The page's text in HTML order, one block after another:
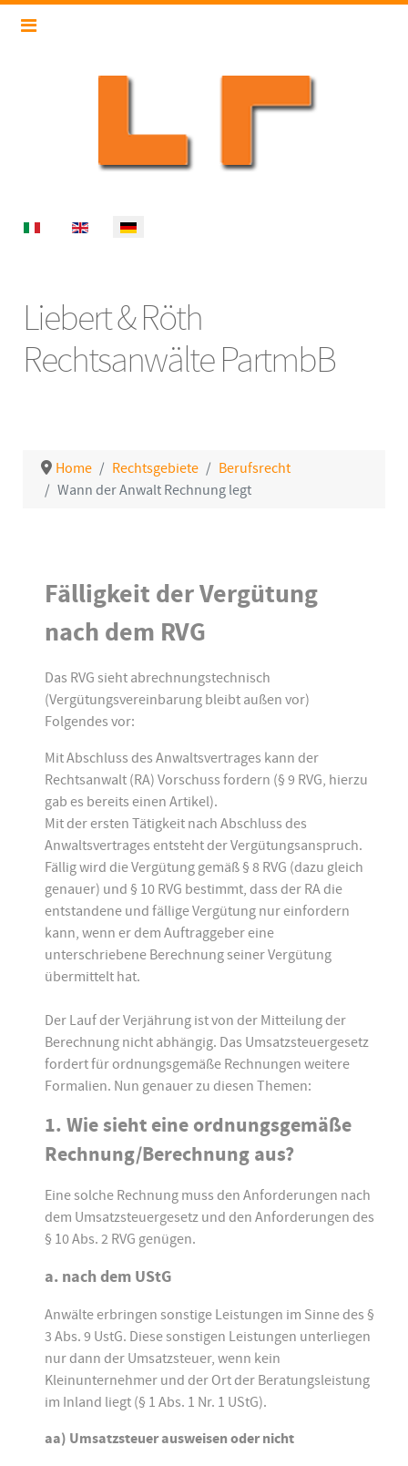
Select your language
Liebert & Röth
Rechtsanwälte PartmbB
Home Rechtsgebiete
Berufsrecht
Wann der Anwalt Rechnung legt
Details
Fälligkeit der Vergütung
nach dem RVG
Das RVG sieht abrechnungstechnisch
(Vergütungsvereinbarung bleibt außen vor)
Folgendes vor:
Mit Abschluss des Anwaltsvertrages kann der
Rechtsanwalt (RA) Vorschuss fordern (§ 9 RVG, hierzu
gab es bereits einen Artikel).
Mit der ersten Tätigkeit nach Abschluss des
Anwaltsvertrages entsteht der Vergütungsanspruch.
Fällig wird die Vergütung gemäß § 8 RVG (dazu gleich
genauer) und § 10 RVG bestimmt, dass der RA die
entstandene und fällige Vergütung nur einfordern
kann, wenn er dem Auftraggeber eine
unterschriebene Berechnung seiner Vergütung
übermittelt hat.
Der Lauf der Verjährung ist von der Mitteilung der
Berechnung nicht abhängig. Das Umsatzsteuergesetz
fordert für ordnungsgemäße Rechnungen weitere
Formalien. Nun genauer zu diesen Themen:
1. Wie sieht eine ordnungsgemäße
Rechnung/Berechnung aus?
Eine solche Rechnung muss den Anforderungen nach
dem Umsatzsteuergesetz und den Anforderungen des
§ 10 Abs. 2 RVG genügen.
a. nach dem UStG
Anwälte erbringen sonstige Leistungen im Sinne des §
3 Abs. 9 UstG. Diese sonstigen Leistungen unterliegen
nur dann der Umsatzsteuer, wenn kein
Kleinunternehmer und der Ort der Beratungsleistung
im Inland liegt (§ 1 Abs. 1 Nr. 1 UStG).
aa) Umsatzsteuer ausweisen oder nicht